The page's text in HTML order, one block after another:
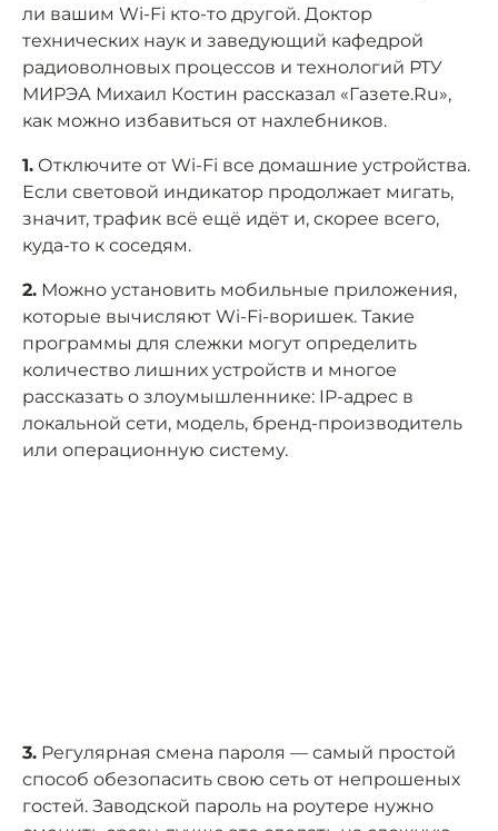
ли вашим Wi-Fi кто-то другой. Доктор
технических наук и заведующий кафедрой
радиоволновых процессов и технологий РТУ
МИРЭА Михаил Костин рассказал «Газете.Ru»,
как можно избавиться от нахлебников.
1. Отключите от Wi-Fi все домашние устройства.
Если световой индикатор продолжает мигать,
значит, трафик всё ещё идёт и, скорее всего,
куда-то к соседям.
2. Можно установить мобильные приложения,
которые вычисляют Wi-Fi-воришек. Такие
программы для слежки могут определить
количество лишних устройств и многое
рассказать о злоумышленнике: IP-адрес в
локальной сети, модель, бренд-производитель
или операционную систему.
3. Регулярная смена пароля — самый простой
способ обезопасить свою сеть от непрошеных
гостей. Заводской пароль на роутере нужно